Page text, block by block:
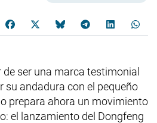
de ser una marca testimonial
su andadura con el pequeño
prepara ahora un movimiento
el lanzamiento del Dongfeng